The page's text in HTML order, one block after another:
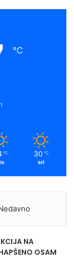
℃
℃ 30 ℃
sri
NA
OSAM